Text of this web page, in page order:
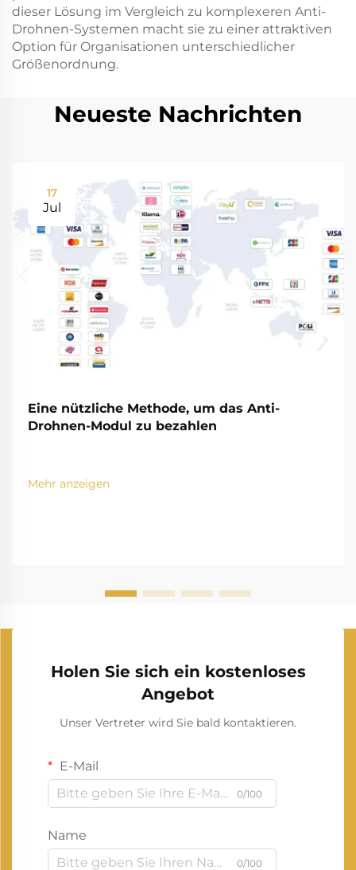
dieser Lösung im Vergleich zu komplexeren Anti-
Drohnen-Systemen macht sie zu einer attraktiven
Option für Organisationen unterschiedlicher
Größenordnung.
Neueste Nachrichten
17
Jul
Eine nützliche Methode, um das Anti-
Drohnen-Modul zu bezahlen
Mehr anzeigen
Holen Sie sich ein kostenloses
Angebot
Unser Vertreter wird Sie bald kontaktieren.
E-Mail
0/100
Name
0/100